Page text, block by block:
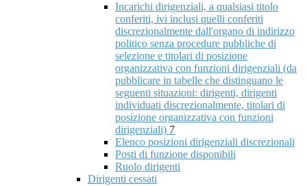
Incarichi dirigenziali, a qualsiasi titolo
conferiti, ivi inclusi quelli conferiti
discrezionalmente dall'organo di indirizzo
politico senza procedure pubbliche di
selezione e titolari di posizione
organizzativa con funzioni dirigenziali (da
pubblicare in tabelle che distinguano le
seguenti situazioni: dirigenti, dirigenti
individuati discrezionalmente, titolari di
posizione organizzativa con funzioni
dirigenziali) 7
Elenco posizioni dirigenziali discrezionali
Posti di funzione disponibili
Ruolo dirigenti
Dirigenti cessati